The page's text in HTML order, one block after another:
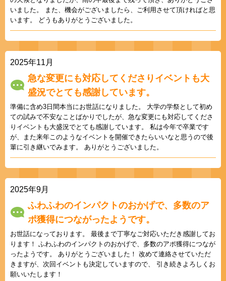
いました。 また、機会がございましたら、ご利用させて頂ければと思
います。 どうもありがとうございました。
2025年11月
急な変更にも対応してくださりイベントも大
盛況でとても感謝しています。
準備に含め3日間本当にお世話になりました。 大学の学祭として初め
ての試みで不安なことばかりでしたが、急な変更にも対応してくださ
りイベントも大盛況でとても感謝しています。 私は今年で卒業です
が、また来年このようなイベントを開催できたらいいなと思うので後
輩に引き継いでみます。 ありがとうございました。
2025年9月
ふわふわのインパクトのおかげで、多数のア
ポ獲得につながったようです。
お世話になっております。 最後まで丁寧なご対応いただき感謝してお
ります！ ふわふわのインパクトのおかげで、多数のアポ獲得につなが
ったようです。 ありがとうございました！ 改めて連絡させていただ
きますが、次回イベントも決定していますので、 引き続きよろしくお
願いいたします！